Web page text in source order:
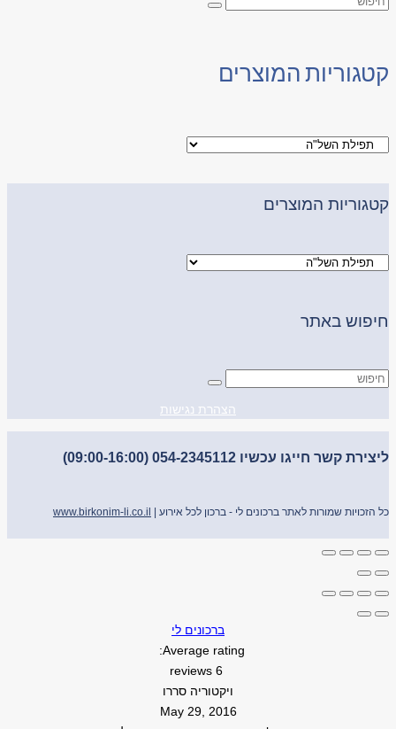
קטגוריות המוצרים
קטגוריות המוצרים
חיפוש באתר
הצהרת נגישות
ליצירת קשר חייגו עכשיו 054-2345112 (09:00-16:00)
כל הזכויות שמורות לאתר ברכונים לי - ברכון לכל אירוע | www.birkonim-li.co.il
ברכונים לי
Average rating:
6 reviews
ויקטוריה סררו
May 29, 2016